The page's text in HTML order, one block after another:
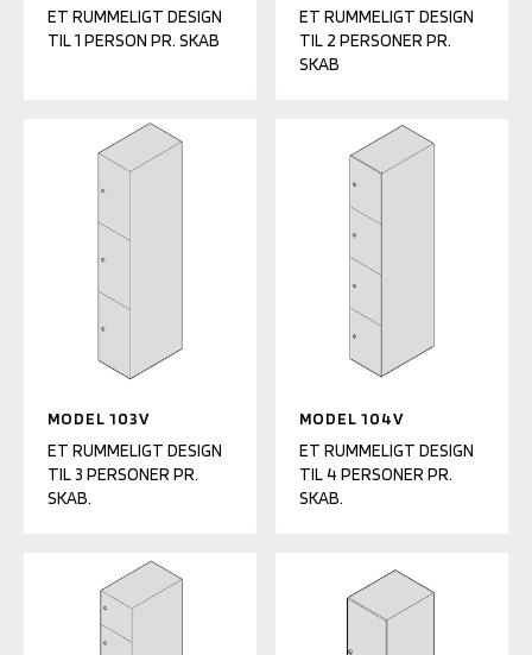
ET RUMMELIGT DESIGN
TIL 1 PERSON PR. SKAB
ET RUMMELIGT DESIGN
TIL 2 PERSONER PR.
SKAB
MODEL 103V
ET RUMMELIGT DESIGN
TIL 3 PERSONER PR.
SKAB.
MODEL 104V
ET RUMMELIGT DESIGN
TIL 4 PERSONER PR.
SKAB.